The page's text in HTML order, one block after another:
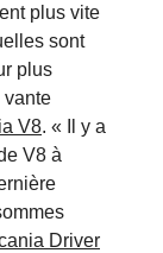
plus vite
sont
plus
vante
V8. « Il y a
V8 à
Driver